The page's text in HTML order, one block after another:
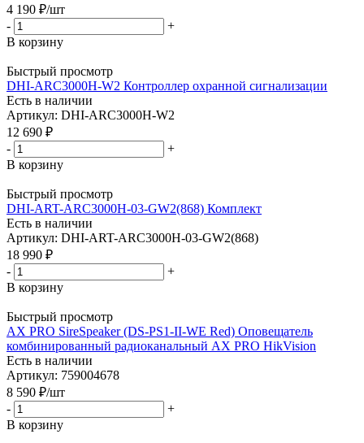
4 190 ₽/шт
-
+
В корзину
Быстрый просмотр
DHI-ARC3000H-W2 Контроллер охранной сигнализации
Есть в наличии
Артикул: DHI-ARC3000H-W2
12 690 ₽
-
+
В корзину
Быстрый просмотр
DHI-ART-ARC3000H-03-GW2(868) Комплект
Есть в наличии
Артикул: DHI-ART-ARC3000H-03-GW2(868)
18 990 ₽
-
+
В корзину
Быстрый просмотр
AX PRO SireSpeaker (DS-PS1-II-WE Red) Оповещатель
комбинированный радиоканальный AX PRO HikVision
Есть в наличии
Артикул: 759004678
8 590 ₽/шт
-
+
В корзину